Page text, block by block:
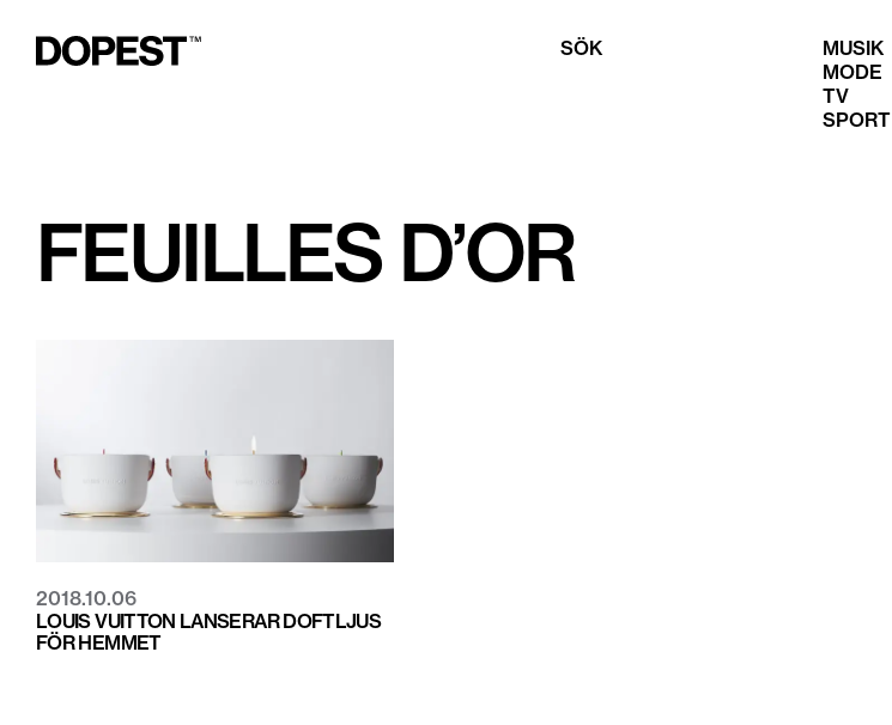
SÖK
MUSIK
MODE
TV
SPORT
FEUILLES D’OR
2018.10.06
LOUIS VUITTON LANSERAR DOFTLJUS
FÖR HEMMET